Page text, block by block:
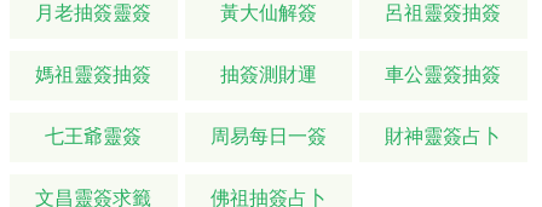
月老抽簽靈簽 黃大仙解簽 呂祖靈簽抽簽
媽祖靈簽抽簽 抽簽測財運 車公靈簽抽簽
七王爺靈簽 周易每日一簽 財神靈簽占卜
文昌靈簽求籤 佛祖抽簽占卜